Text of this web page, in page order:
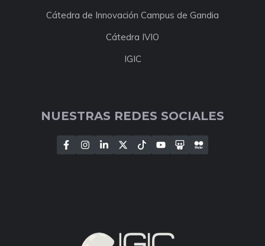
Cátedra de Innovación Campus de Gandia
Cátedra IVIO
IGIC
NUESTRAS REDES SOCIALES